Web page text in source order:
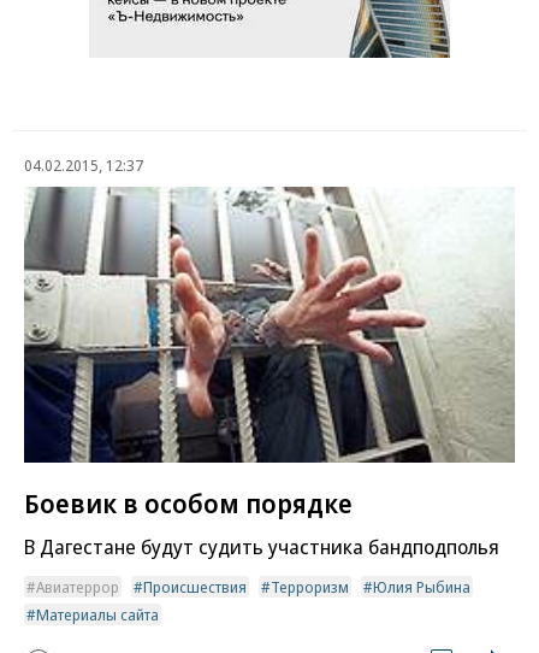
04.02.2015, 12:37
Боевик в особом порядке
В Дагестане будут судить участника бандподполья
Авиатеррор Происшествия Терроризм
Юлия Рыбина
Материалы сайта